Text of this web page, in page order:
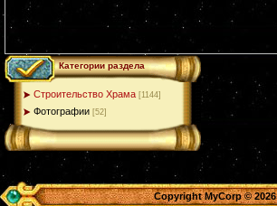
Категории раздела
Строительство Храма [1144]
Фотографии [52]
Copyright MyCorp © 2026